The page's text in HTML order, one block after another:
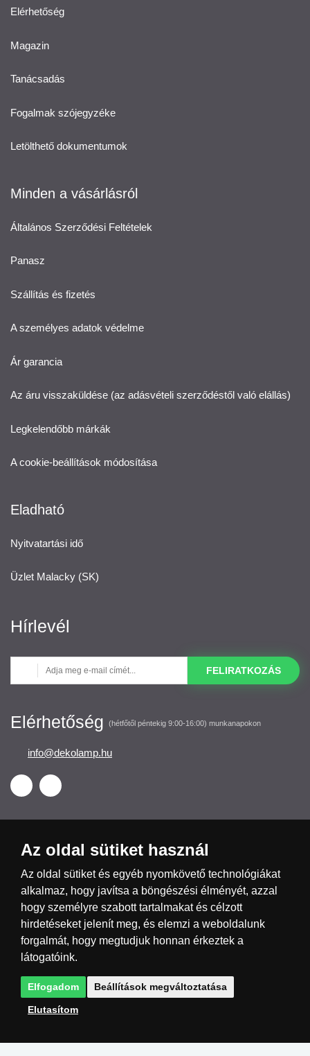
Elérhetőség
Magazin
Tanácsadás
Fogalmak szójegyzéke
Letölthető dokumentumok
Minden a vásárlásról
Általános Szerződési Feltételek
Panasz
Szállítás és fizetés
A személyes adatok védelme
Ár garancia
Az áru visszaküldése (az adásvételi szerződéstől való elállás)
Legkelendőbb márkák
A cookie-beállítások módosítása
Eladható
Nyitvatartási idő
Üzlet Malacky (SK)
Hírlevél
FELIRATKOZÁS
Elérhetőség (hétfőtől péntekig 9:00-16:00) munkanapokon
info@dekolamp.hu
Česká republika Slovensko Deutschland
Magyarország Österreich België
Nederland
Az oldal sütiket használ
Az oldal sütiket és egyéb nyomkövető technológiákat
alkalmaz, hogy javítsa a böngészési élményét, azzal
hogy személyre szabott tartalmakat és célzott
hirdetéseket jelenít meg, és elemzi a weboldalunk
forgalmát, hogy megtudjuk honnan érkeztek a
látogatóink.
Elfogadom Beállítások megváltoztatása
Elutasítom